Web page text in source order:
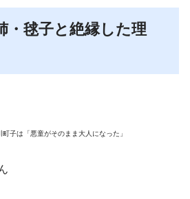
・毬子と絶縁した理
子は「悪童がそのまま大人になった」